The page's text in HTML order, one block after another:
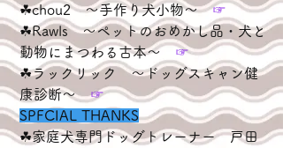
☘︎chou2　～手作り犬小物～ ☞
☘︎Rawls　～ペットのおめかし品・犬と
動物にまつわる古本～ ☞
☘︎ラックリック　～ドッグスキャン健
康診断～ ☞
SPFCIAL THANKS
☘︎家庭犬専門ドッグトレーナー　戸田